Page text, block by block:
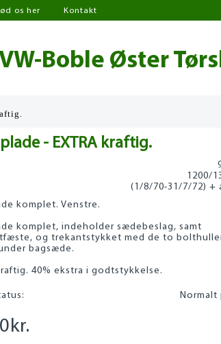
os her Kontakt
Boble Øster
- EXTRA kraftig.
1200/
(1/8/70-31/7/72) +
komplet. Venstre.
komplet, indeholder sædebeslag, samt
og trekantstykket med de to
bagsæde.
40% ekstra i godtstykkelse.
Normalt
kr.